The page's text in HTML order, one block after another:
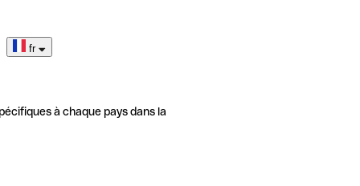
fr
à chaque pays dans la